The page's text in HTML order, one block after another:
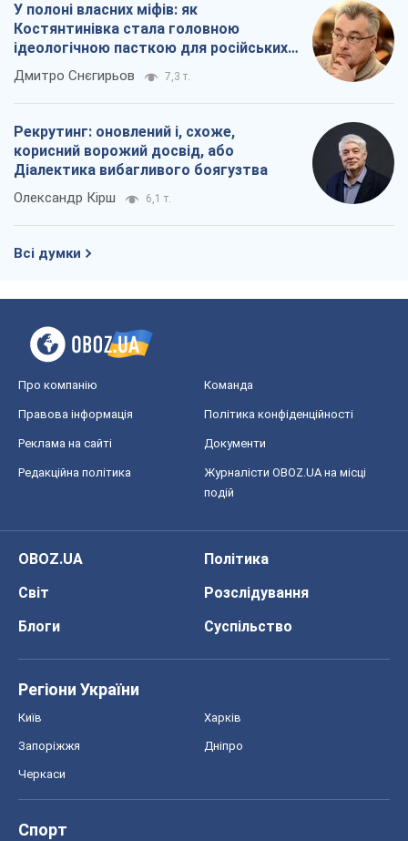
У полоні власних міфів: як
Костянтинівка стала головною
ідеологічною пасткою для російських
окупантів
Дмитро Снєгирьов 7,3 т.
Рекрутинг: оновлений і, схоже,
корисний ворожий досвід, або
Діалектика вибагливого боягузтва
Олександр Кірш 6,1 т.
Всі думки
Про компанію Команда
Правова інформація Політика конфіденційності
Реклама на сайті Документи
Редакційна політика
Журналісти OBOZ.UA на місці
подій
OBOZ.UA
Політика
Світ
Розслідування
Блоги
Суспільство
Регіони України
Київ Харків
Запоріжжя Дніпро
Черкаси
Спорт